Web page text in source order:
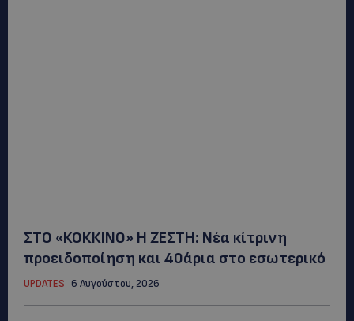
ΣΤΟ «ΚΟΚΚΙΝΟ» Η ΖΕΣΤΗ: Νέα κίτρινη
προειδοποίηση και 40άρια στο εσωτερικό
UPDATES 6 Αυγούστου, 2026